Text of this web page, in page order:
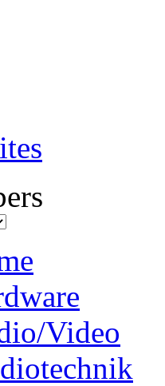
Video